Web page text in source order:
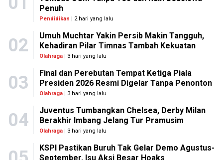
Penuh
Pendidikan | 2 hari yang lalu
02
Umuh Muchtar Yakin Persib Makin Tangguh,
Kehadiran Pilar Timnas Tambah Kekuatan
Olahraga| 3 hari yang lalu
03
Final dan Perebutan Tempat Ketiga Piala
Presiden 2026 Resmi Digelar Tanpa Penonton
Olahraga| 3 hari yang lalu
04
Juventus Tumbangkan Chelsea, Derby Milan
Berakhir Imbang Jelang Tur Pramusim
Olahraga| 3 hari yang lalu
KSPI Pastikan Buruh Tak Gelar Demo Agustus-
September, Isu Aksi Besar Hoaks